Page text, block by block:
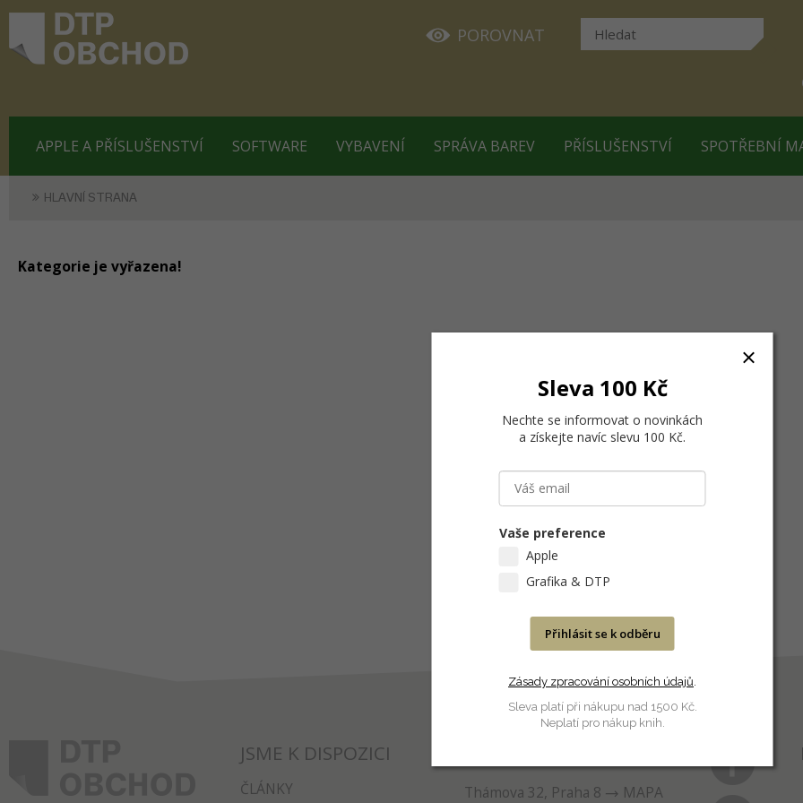
POROVNAT
APPLE A PŘÍSLUŠENSTVÍ SOFTWARE VYBAVENÍ SPRÁVA BAREV PŘÍSLUŠENSTVÍ SPOTŘEBNÍ
HLAVNÍ STRANA
Kategorie je vyřazena!
JSME K DISPOZICI
ČLÁNKY Thámova 32, Praha 8
MAPA
Sleva 100 Kč
Nechte se informovat o novinkách
a získejte navíc slevu 100 Kč.
Vaše preference
Apple
Grafika & DTP
Přihlásit se k odběru
Zásady zpracování osobních údajů.
Sleva platí při nákupu nad 1500 Kč.
Neplatí pro nákup knih.